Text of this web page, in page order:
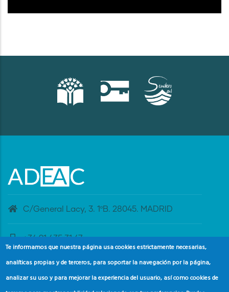
C/General Lacy, 3. 1ºB. 28045. MADRID
+34 91 435 31 47
banderaazul@adeac.es
Te informamos que nuestra página usa cookies estrictamente necesarias,
analíticas propias y de terceros, para soportar la navegación por la página,
analizar su uso y para mejorar la experiencia del usuario, así como cookies de